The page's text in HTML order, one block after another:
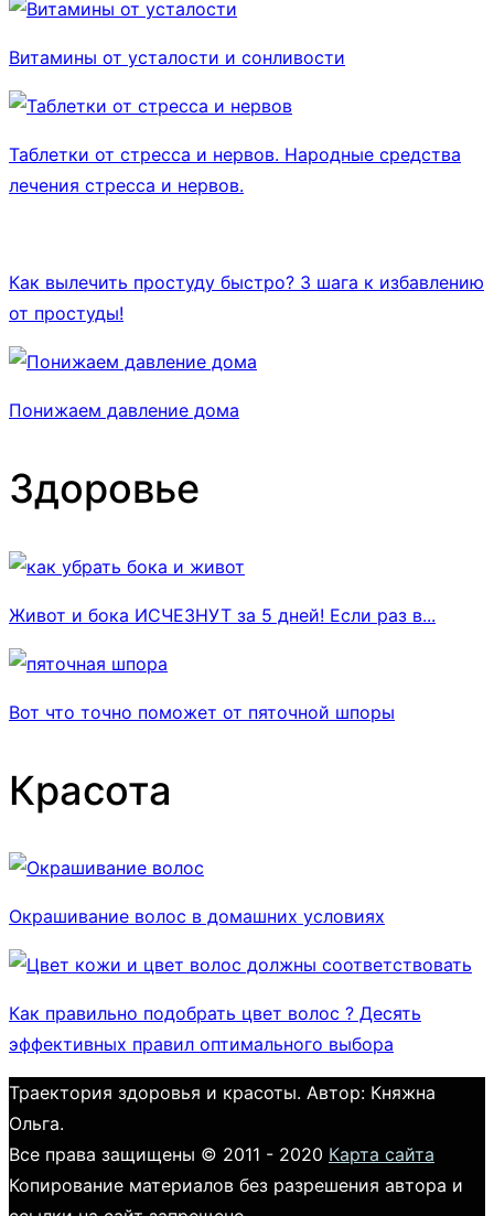
Витамины от усталости и сонливости
Таблетки от стресса и нервов. Народные средства
лечения стресса и нервов.
Как вылечить простуду быстро? 3 шага к избавлению
от простуды!
Понижаем давление дома
Здоровье
Живот и бока ИСЧЕЗНУТ за 5 дней! Если раз в...
Вот что точно поможет от пяточной шпоры
Красота
Окрашивание волос в домашних условиях
Как правильно подобрать цвет волос ? Десять
эффективных правил оптимального выбора
Траектория здоровья и красоты. Автор: Княжна
Ольга.
Все права защищены © 2011 - 2020 Карта сайта
Копирование материалов без разрешения автора и